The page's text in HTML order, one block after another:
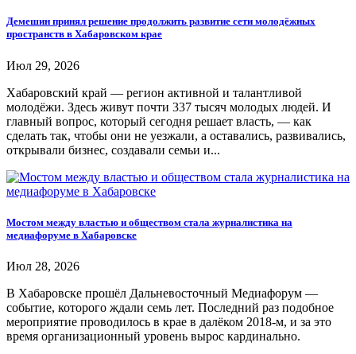
Демешин принял решение продолжить развитие сети молодёжных
пространств в Хабаровском крае
Июл 29, 2026
Хабаровский край — регион активной и талантливой
молодёжи. Здесь живут почти 337 тысяч молодых людей. И
главный вопрос, который сегодня решает власть, — как
сделать так, чтобы они не уезжали, а оставались, развивались,
открывали бизнес, создавали семьи и...
Мостом между властью и обществом стала журналистика на
медиафоруме в Хабаровске
Июл 28, 2026
В Хабаровске прошёл Дальневосточный Медиафорум —
событие, которого ждали семь лет. Последний раз подобное
мероприятие проводилось в крае в далёком 2018-м, и за это
время организационный уровень вырос кардинально.